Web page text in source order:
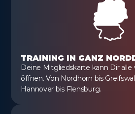
TRAINING IN GANZ
Deine Mitgliedskarte kann Dir alle
öffnen. Von Nordhorn bis
Hannover bis Flensburg.